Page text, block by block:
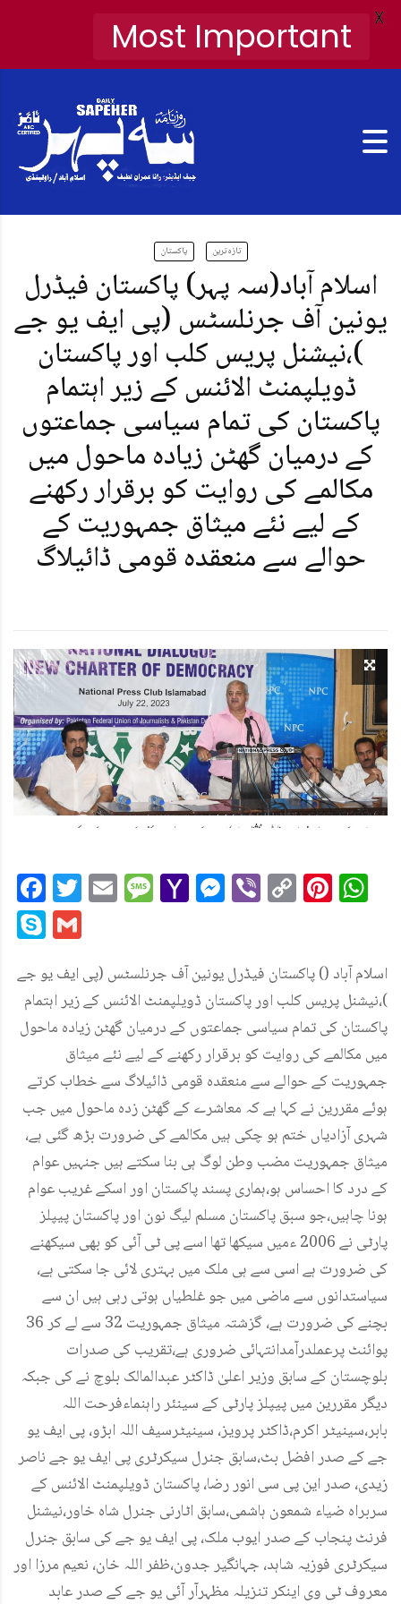
پاکستان تازہ ترین
اسلام آباد(سہ پہر) پاکستان فیڈرل
یونین آف جرنلسٹس (پی ایف یو جے
)،نیشنل پریس کلب اور پاکستان
ڈویلپمنٹ الائنس کے زیر اہتمام
پاکستان کی تمام سیاسی جماعتوں
کے درمیان گھٹن زیادہ ماحول میں
مکالمے کی روایت کو برقرار رکھنے
کے لیے نئے میثاق جمہوریت کے
حوالے سے منعقدہ قومی ڈائیلاگ
Facebook
Twitter
EmailMessage
Yahoo
Mail
Messenger
ViberCopy
Link
Skype
اسلام آباد () پاکستان فیڈرل یونین آف جرنلسٹس (پی ایف یو جے
)،نیشنل پریس کلب اور پاکستان ڈویلپمنٹ الائنس کے زیر اہتمام
پاکستان کی تمام سیاسی جماعتوں کے درمیان گھٹن زیادہ ماحول
میں مکالمے کی روایت کو برقرار رکھنے کے لیے نئے میثاق
جمہوریت کے حوالے سے منعقدہ قومی ڈائیلاگ سے خطاب کرتے
ہوئے مقررین نے کہا ہے کہ معاشرے کے گھٹن زدہ ماحول میں جب
شہری آزادیاں ختم ہو چکی ہیں مکالمے کی ضرورت بڑھ گئی ہے،
میثاق جمہوریت مضب وطن لوگ ہی بنا سکتے ہیں جنہیں عوام
کے درد کا احساس ہو،ہماری پسند پاکستان اور اسکے غریب عوام
ہونا چاہیں،جو سبق پاکستان مسلم لیگ نون اور پاکستان پیپلز
پارٹی نے 2006 ءمیں سیکھا تھا اسے پی ٹی آئی کو بھی سیکھنے
کی ضرورت ہے اسی سے ہی ملک میں بہتری لائی جا سکتی ہے،
سیاستدانوں سے ماضی میں جو غلطیاں ہوتی رہی ہیں ان سے
بچنے کی ضرورت ہے، گزشتہ میثاق جمہوریت 32 سے لے کر 36
پوائنٹ پرعملدرآمدانتہائی ضروری ہے،تقریب کی صدرات
بلوچستان کے سابق وزیر اعلیٰ ڈاکٹر عبدالمالک بلوچ نے کی جبکہ
دیگر مقررین میں پیپلز پارٹی کے سینئر راہنماءفرحت اللہ
بابر،سینیٹر اکرم،ڈاکٹر پرویز، سینیٹرسیف اللہ ابڑو، پی ایف یو
جے کے صدر افضل بٹ،سابق جنرل سیکرٹری پی ایف یو جے ناصر
زیدی، صدر این پی سی انور رضا، پاکستان ڈویلپمنٹ الائنس کے
سربراہ ضیاء شمعون ہاشمی،سابق اٹارنی جنرل شاہ خاور،نیشنل
فرنٹ پنجاب کے صدر ایوب ملک، پی ایف یو جے کی سابق جنرل
سیکرٹری فوزیہ شاہد، جہانگیر جدون،ظفر اللہ خان، نعیم مرزا اور
معروف ٹی وی اینکر تنزیلہ مظہرآر آئی یو جے کے صدر عابد
Most Important X